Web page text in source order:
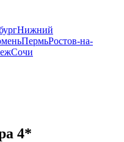
Нижний
ПермьРостов-на-
Сочи
4*